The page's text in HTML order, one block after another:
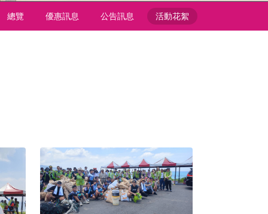
總覽 優惠訊息 公告訊息 活動花絮